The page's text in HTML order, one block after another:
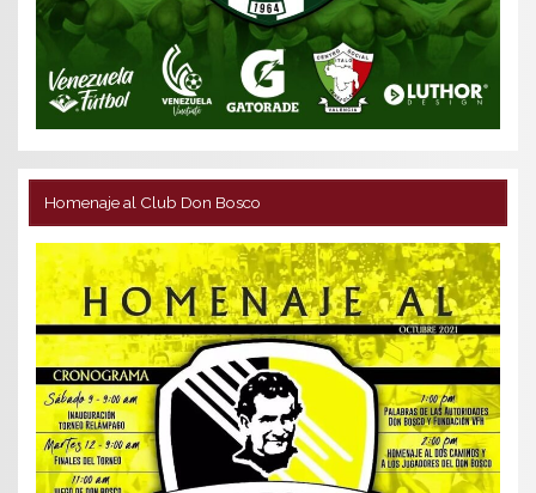
Homenaje al Club Don Bosco